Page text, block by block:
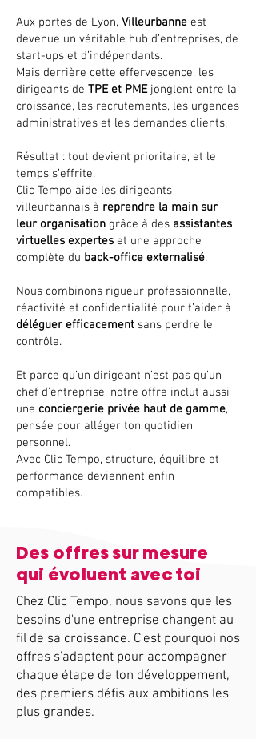
Aux portes de Lyon, Villeurbanne est
devenue un véritable hub d’entreprises, de
start-ups et d’indépendants.
Mais derrière cette effervescence, les
dirigeants de TPE et PMEjonglent entre la
croissance, les recrutements, les urgences
administratives et les demandes clients.
Résultat : tout devient prioritaire, et le
temps s’effrite.
Clic Tempo aide les dirigeants
villeurbannais à reprendre la main sur
leur organisation grâce à des assistantes
virtuelles expertes et une approche
complète du back-office externalisé.
Nous combinons rigueur professionnelle,
réactivité et confidentialité pour t’aider à
déléguer efficacement sans perdre le
contrôle.
Et parce qu’un dirigeant n’est pas qu’un
chef d’entreprise, notre offre inclut aussi
une conciergerie privée haut de gamme,
pensée pour alléger ton quotidien
personnel.
Avec Clic Tempo, structure, équilibre et
performance deviennent enfin
compatibles.
Des offres sur mesure
qui évoluent avec toi
Chez Clic Tempo, nous savons que les
besoins d'une entreprise changent au
fil de sa croissance. C'est pourquoi nos
offres s'adaptent pour accompagner
chaque étape de ton développement,
des premiers défis aux ambitions les
plus grandes.